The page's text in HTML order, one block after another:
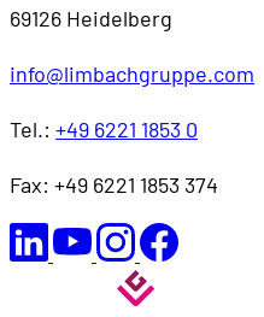
69126 Heidelberg
info@limbachgruppe.com
Tel.: +49 6221 1853 0
Fax: +49 6221 1853 374